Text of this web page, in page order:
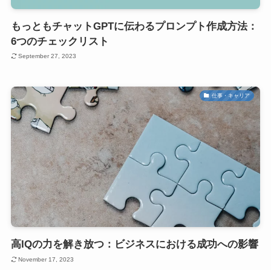
もっともチャットGPTに伝わるプロンプト作成方法：
6つのチェックリスト
September 27, 2023
仕事・キャリア
高IQの力を解き放つ：ビジネスにおける成功への影響
November 17, 2023